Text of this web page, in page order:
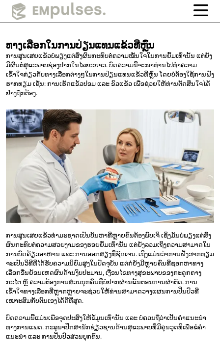
ທາງເລືອກໃນການປ່ຽນແທນແຂ້ວທີ່ຫຼົ່ນ
ການສູນເສຍແຂ້ວບໍ່ພຽງແຕ່ສົ່ງຜົນກະທົບຕໍ່ຄວາມໝັ້ນໃຈໃນການຍິ້ມເທົ່ານັ້ນ ແຕ່ຍັງ
ມີຜົນຕໍ່ສຸຂະພາບຊ່ອງປາກໃນໄລຍະຍາວ. ບົດຄວາມນີ້ຈະພາທ່ານໄປທຳຄວາມ
ເຂົ້າໃຈກ່ຽວກັບທາງເລືອກຕ່າງໆໃນການປ່ຽນແທນແຂ້ວທີ່ຫຼົ່ນ ໂດຍບໍ່ຕ້ອງໃຊ້ການຝັງ
ຮາກທຽມ ເຊັ່ນ: ການເຮັດແຂ້ວປອມ ແລະ ຂົວແຂ້ວ ເພື່ອຊ່ວຍໃຫ້ທ່ານຕັດສິນໃຈໄດ້
ຢ່າງຖືກຕ້ອງ.
ການສູນເສຍແຂ້ວທຳມະຊາດເປັນບັນຫາທີ່ຫຼາຍຄົນຕ້ອງພົບເຈິ ເຊິ່ງມັນບໍ່ພຽງແຕ່ສົ່ງ
ຜົນກະທົບຕໍ່ຄວາມສວຍງາມຂອງຮອຍຍິ້ມເທົ່ານັ້ນ ແຕ່ຍັງລວມເຖິງຄວາມສາມາດໃນ
ການບົດຄ້ຽວອາຫານ ແລະ ການອອກສຽງທີ່ຊັດເຈນ. ເຖິງແມ່ນວ່າການຝັງຮາກທຽມ
ຈະເປັນວິທີທີ່ໄດ້ຮັບຄວາມນິຍົມສູງໃນປັດຈຸບັນ ແຕ່ກໍ່ຍັງມີຫຼາຍຄົນທີ່ຊອກຫາທາງ
ເລືອກອື່ນຍ້ອນເຫດຜົນດ້ານງົບປະມານ, ເງື່ອນໄຂທາງສຸຂະພາບຂອງກະດູກຄາງ
ກະໄຕ ຫຼື ຄວາມຕ້ອງການສ່ວນບຸກຄົນທີ່ບໍ່ຢາກຜ່ານຂັ້ນຕອນການຜ່າຕັດ. ການ
ເຂົ້າໃຈທາງເລືອກທີ່ຫຼາກຫຼາຍຈະຊ່ວຍໃຫ້ທ່ານສາມາດວາງແຜນການປິ່ນປົວທີ່
ເໝາະສົມກັບຕົນເອງໄດ້ດີທີ່ສຸດ.
ບົດຄວາມນີ້ແມ່ນເພື່ອຈຸດປະສົງໃຫ້ຂໍ້ມູນເທົ່ານັ້ນ ແລະ ບໍ່ຄວນຖືວ່າເປັນຄຳແນະນຳ
ທາງການແພດ. ກະລຸນາປຶກສານັກຊ່ຽວຊານດ້ານສຸຂະພາບທີ່ມີຄຸນວຸດທິເພື່ອຂໍຄຳ
ແນະນຳ ແລະ ການປິ່ນປົວສ່ວນບຸກຄົນ.